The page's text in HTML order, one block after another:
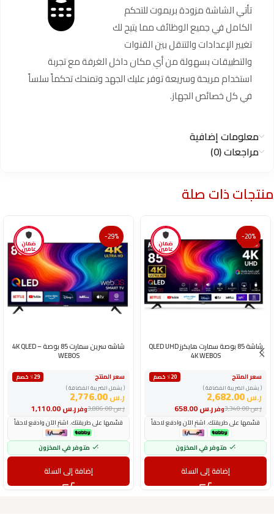
تأتي الشاشة مزودة بريموت للتحكم
الكامل في جميع الوظائف مما يتيح لك
تغيير الإعدادات والتنقل بين القنوات
والتطبيقات بسهولة من أي مكان داخل الغرفة مع تجربة
استخدام مريحة وسريعة توفر عليك الجهد وتمنحك تحكماً سلساً
في كل خصائص الجهاز.
معلومات إضافية
مراجعات (0)
منتجات ذات صلة
ضمان
عامين
-20%
شاشة 85 بوصة سمارت هايكرز QLED UHD
4K WEBOS
سعر المنتج
٪20 خصم
( يشمل الضريبة المضافة )
ر.س2,682.00
وفرر.س ر.س3,340.00
قسّمها على طريقتك. اشترِ الآن وادفع لاحقاً
متوفر في المخزون
إضافة إلى السلة
ضمان
عامين
-29%
شاشه سرين سمارت 85 بوصة 4K QLED –
WEBOS
سعر المنتج
٪29 خصم
( يشمل الضريبة المضافة )
ر.س2,776.00
وفرر.س ر.س3,886.00
قسّمها على طريقتك. اشترِ الآن وادفع لاحقاً
متوفر في المخزون
إضافة إلى السلة